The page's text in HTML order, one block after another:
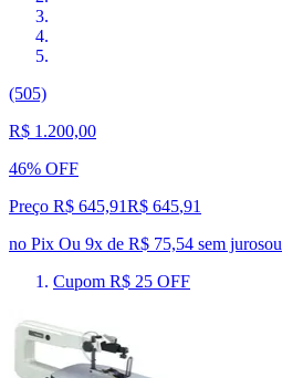
(505)
R$ 1.200,00
46% OFF
Preço R$ 645,91R$ 645,91
no Pix Ou 9x de R$ 75,54 sem jurosou
Cupom R$ 25 OFF